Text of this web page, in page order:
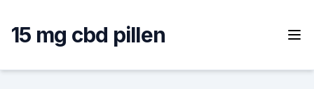
content
15 mg cbd pillen